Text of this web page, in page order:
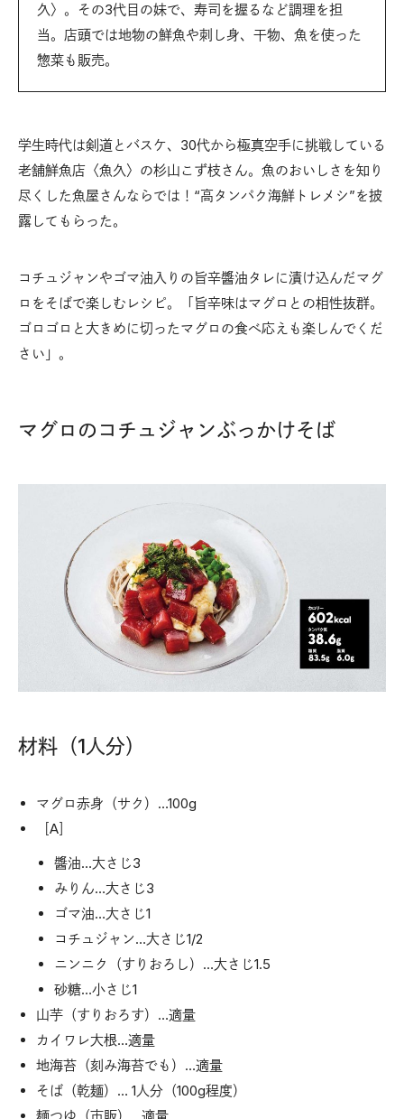
久〉。その3代目の妹で、寿司を握るなど調理を担
当。店頭では地物の鮮魚や刺し身、干物、魚を使った
惣菜も販売。
学生時代は剣道とバスケ、30代から極真空手に挑戦している
老舗鮮魚店〈魚久〉の杉山こず枝さん。魚のおいしさを知り
尽くした魚屋さんならでは！“高タンパク海鮮トレメシ”を披
露してもらった。
コチュジャンやゴマ油入りの旨辛醬油タレに漬け込んだマグ
ロをそばで楽しむレシピ。「旨辛味はマグロとの相性抜群。
ゴロゴロと大きめに切ったマグロの食べ応えも楽しんでくだ
さい」。
マグロのコチュジャンぶっかけそば
材料（1人分）
マグロ赤身（サク）…100g
［A］
醬油…大さじ3
みりん…大さじ3
ゴマ油…大さじ1
コチュジャン…大さじ1/2
ニンニク（すりおろし）…大さじ1.5
砂糖…小さじ1
山芋（すりおろす）…適量
カイワレ大根…適量
地海苔（刻み海苔でも）…適量
そば（乾麺）… 1人分（100g程度）